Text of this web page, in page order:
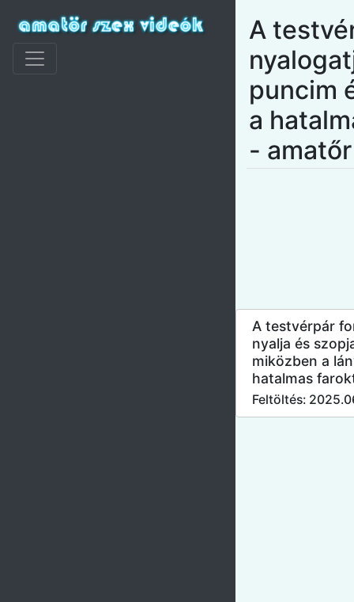
A
puncim
a
-
A testvérpár
nyalja és
miközben a
hatalmas
Feltöltés: